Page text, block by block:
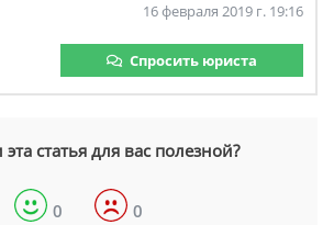
16 февраля 2019 г. 19:16
Спросить юриста
статья для вас полезной?
0 0